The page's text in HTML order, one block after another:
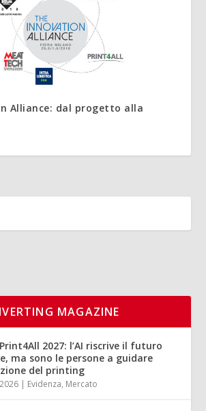
Alliance: dal progetto alla
MAGAZINE
2027: l’AI riscrive il futuro
ma sono le persone a guidare
del printing
Evidenza, Mercato